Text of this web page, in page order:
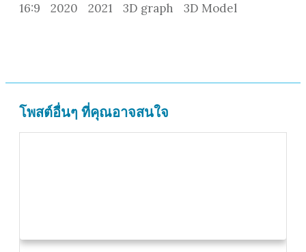
16:9 2020 2021 3D graph 3D Model
โพสต์อื่นๆ ที่คุณอาจสนใจ